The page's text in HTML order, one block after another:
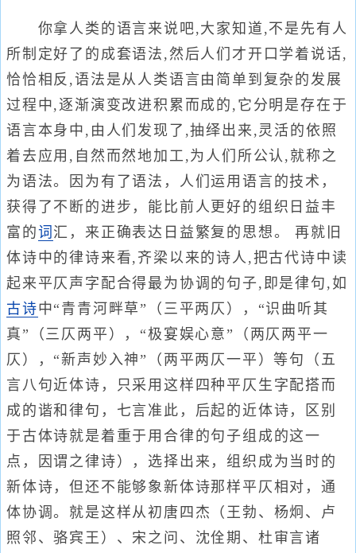
你拿人类的语言来说吧,大家知道,不是先有人
所制定好了的成套语法,然后人们才开口学着说话,
恰恰相反,语法是从人类语言由简单到复杂的发展
过程中,逐渐演变改进积累而成的,它分明是存在于
语言本身中,由人们发现了,抽绎出来,灵活的依照
着去应用,自然而然地加工,为人们所公认,就称之
为语法。因为有了语法，人们运用语言的技术，
获得了不断的进步，能比前人更好的组织日益丰
富的词 汇，来正确表达日益繁复的思想。 再就旧
体诗中的律诗来看,齐梁以来的诗人,把古代诗中读
起来平仄声字配合得最为协调的句子,即是律句,如
古诗中“青青河畔草”（三平两仄），“识曲听其
真”（三仄两平），“极宴娱心意”（两仄两平一
仄），“新声妙入神”（两平两仄一平）等句（五
言八句近体诗，只采用这样四种平仄生字配搭而
成的谐和律句，七言准此，后起的近体诗，区别
于古体诗就是着重于用合律的句子组成的这一
点，因谓之律诗），选择出来，组织成为当时的
新体诗，但还不能够象新体诗那样平仄相对，通
体协调。就是这样从初唐四杰（王勃、杨炯、卢
照邻、骆宾王）、宋之问、沈佺期、杜审言诸